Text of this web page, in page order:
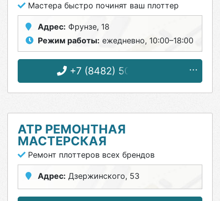
Мастера быстро починят ваш плоттер
Адрес: Фрунзе, 18
Режим работы: ежедневно, 10:00–18:00
+7 (8482) 50-47-84
АТР РЕМОНТНАЯ
МАСТЕРСКАЯ
Ремонт плоттеров всех брендов
Адрес: Дзержинского, 53